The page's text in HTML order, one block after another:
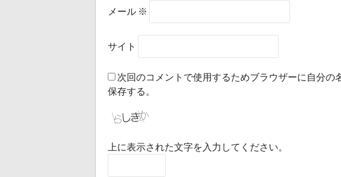
メール ※
サイト
次回のコメントで使用するためブラウザーに自分の
保存する。
上に表示された文字を入力してください。